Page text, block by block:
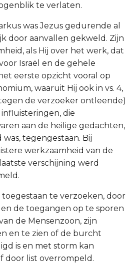
te verlaten.
was Jezus gedurende al
door aanvallen gekweld. Zijn
als Hij over het werk, dat
Israël en de gehele
eerste opzicht vooral op
waaruit Hij ook in vs. 4,
de verzoeker ontleende)
die
aan de heilige gedachten,
tegengestaan. Bij
werkzaamheid van de
verschijning werd
te verzoeken, door
de toegangen op te sporen
de Mensenzoon, zijn
en te zien of de burcht
is en met storm kan
door list overrompeld.